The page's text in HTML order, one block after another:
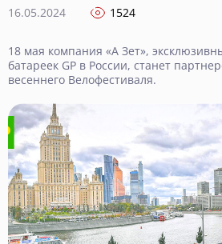
16.05.2024 1524
18 мая компания «А Зет»,
батареек GP в России, станет
весеннего Велофестиваля.